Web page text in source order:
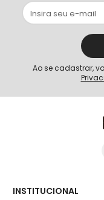
Ao se cadastrar,
INSTITUCIONAL